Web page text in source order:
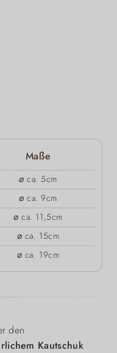
Maße
⌀ ca. 5cm
⌀ ca. 9cm
⌀ ca. 11,5cm
⌀ ca. 15cm
⌀ ca. 19cm
den
Kautschuk